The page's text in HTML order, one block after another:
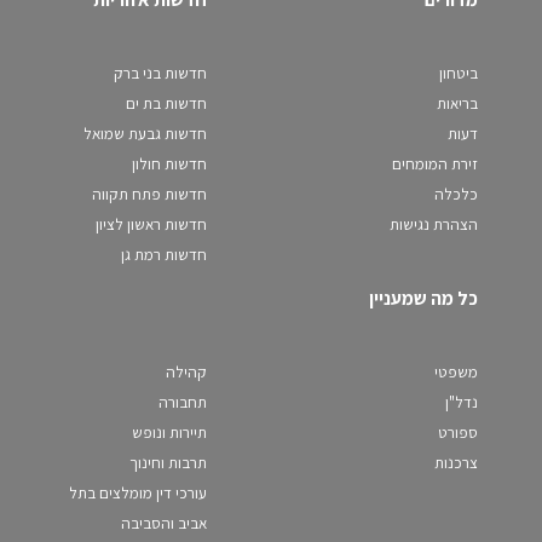
ביטחון
בריאות
דעות
זירת המומחים
כלכלה
הצהרת נגישות
חדשות בני ברק
חדשות בת ים
חדשות גבעת שמואל
חדשות חולון
חדשות פתח תקווה
חדשות ראשון לציון
חדשות רמת גן
כל מה שמעניין
משפטי
נדל"ן
ספורט
צרכנות
קהילה
תחבורה
תיירות ונופש
תרבות וחינוך
עורכי דין מומלצים בתל
אביב והסביבה